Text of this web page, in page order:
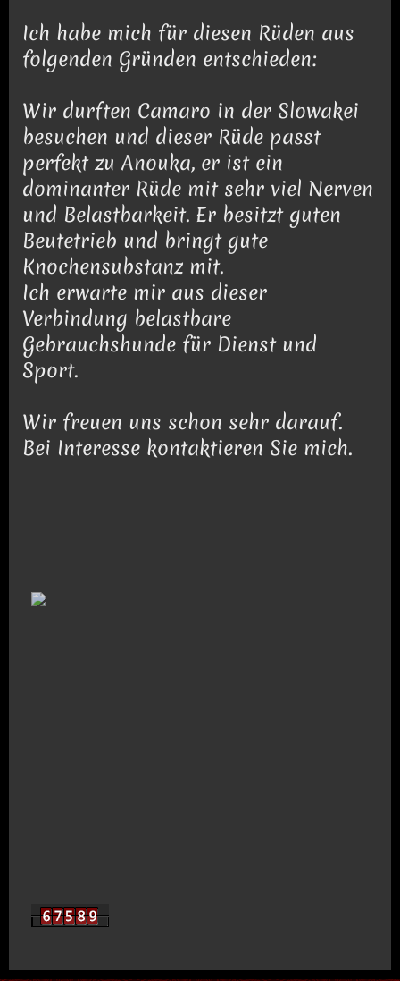
Ich habe mich für diesen Rüden aus
folgenden Gründen entschieden:
Wir durften Camaro in der Slowakei
besuchen und dieser Rüde passt
perfekt zu Anouka, er ist ein
dominanter Rüde mit sehr viel Nerven
und Belastbarkeit. Er besitzt guten
Beutetrieb und bringt gute
Knochensubstanz mit.
Ich erwarte mir aus dieser
Verbindung belastbare
Gebrauchshunde für Dienst und
Sport.
Wir freuen uns schon sehr darauf.
Bei Interesse kontaktieren Sie mich.